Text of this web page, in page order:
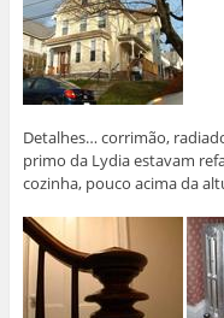
Detalhes… corrimão,
primo da Lydia estavam
cozinha, pouco acima da